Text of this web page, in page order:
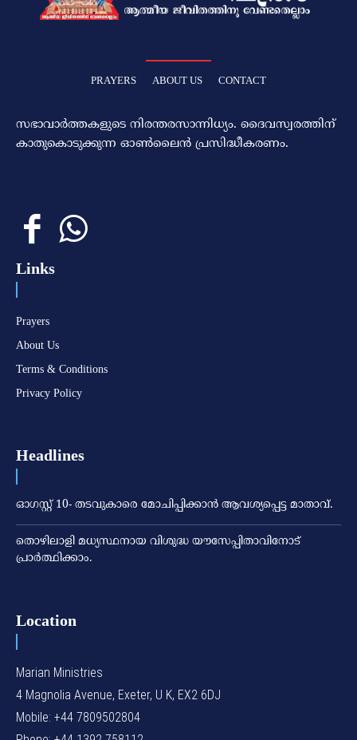
PRAYERS ABOUT US CONTACT
സഭാവാര്‍ത്തകളുടെ നിരന്തരസാന്നിധ്യം. ദൈവസ്വരത്തിന്‌
കാതുകൊടുക്കുന്ന ഓണ്‍ലൈന്‍ പ്രസിദ്ധീകരണം.
Links
Prayers
About Us
Terms & Conditions
Privacy Policy
Headlines
ഓഗസ്റ്റ് 10- തടവുകാരെ മോചിപ്പിക്കാന്‍ ആവശ്യപ്പെട്ട മാതാവ്.
തൊഴിലാളി മധ്യസ്ഥനായ വിശുദ്ധ യൗസേപ്പിതാവിനോട്
പ്രാര്‍ത്ഥിക്കാം.
Location
Marian Ministries
4 Magnolia Avenue, Exeter, U K, EX2 6DJ
Mobile: +44 7809502804